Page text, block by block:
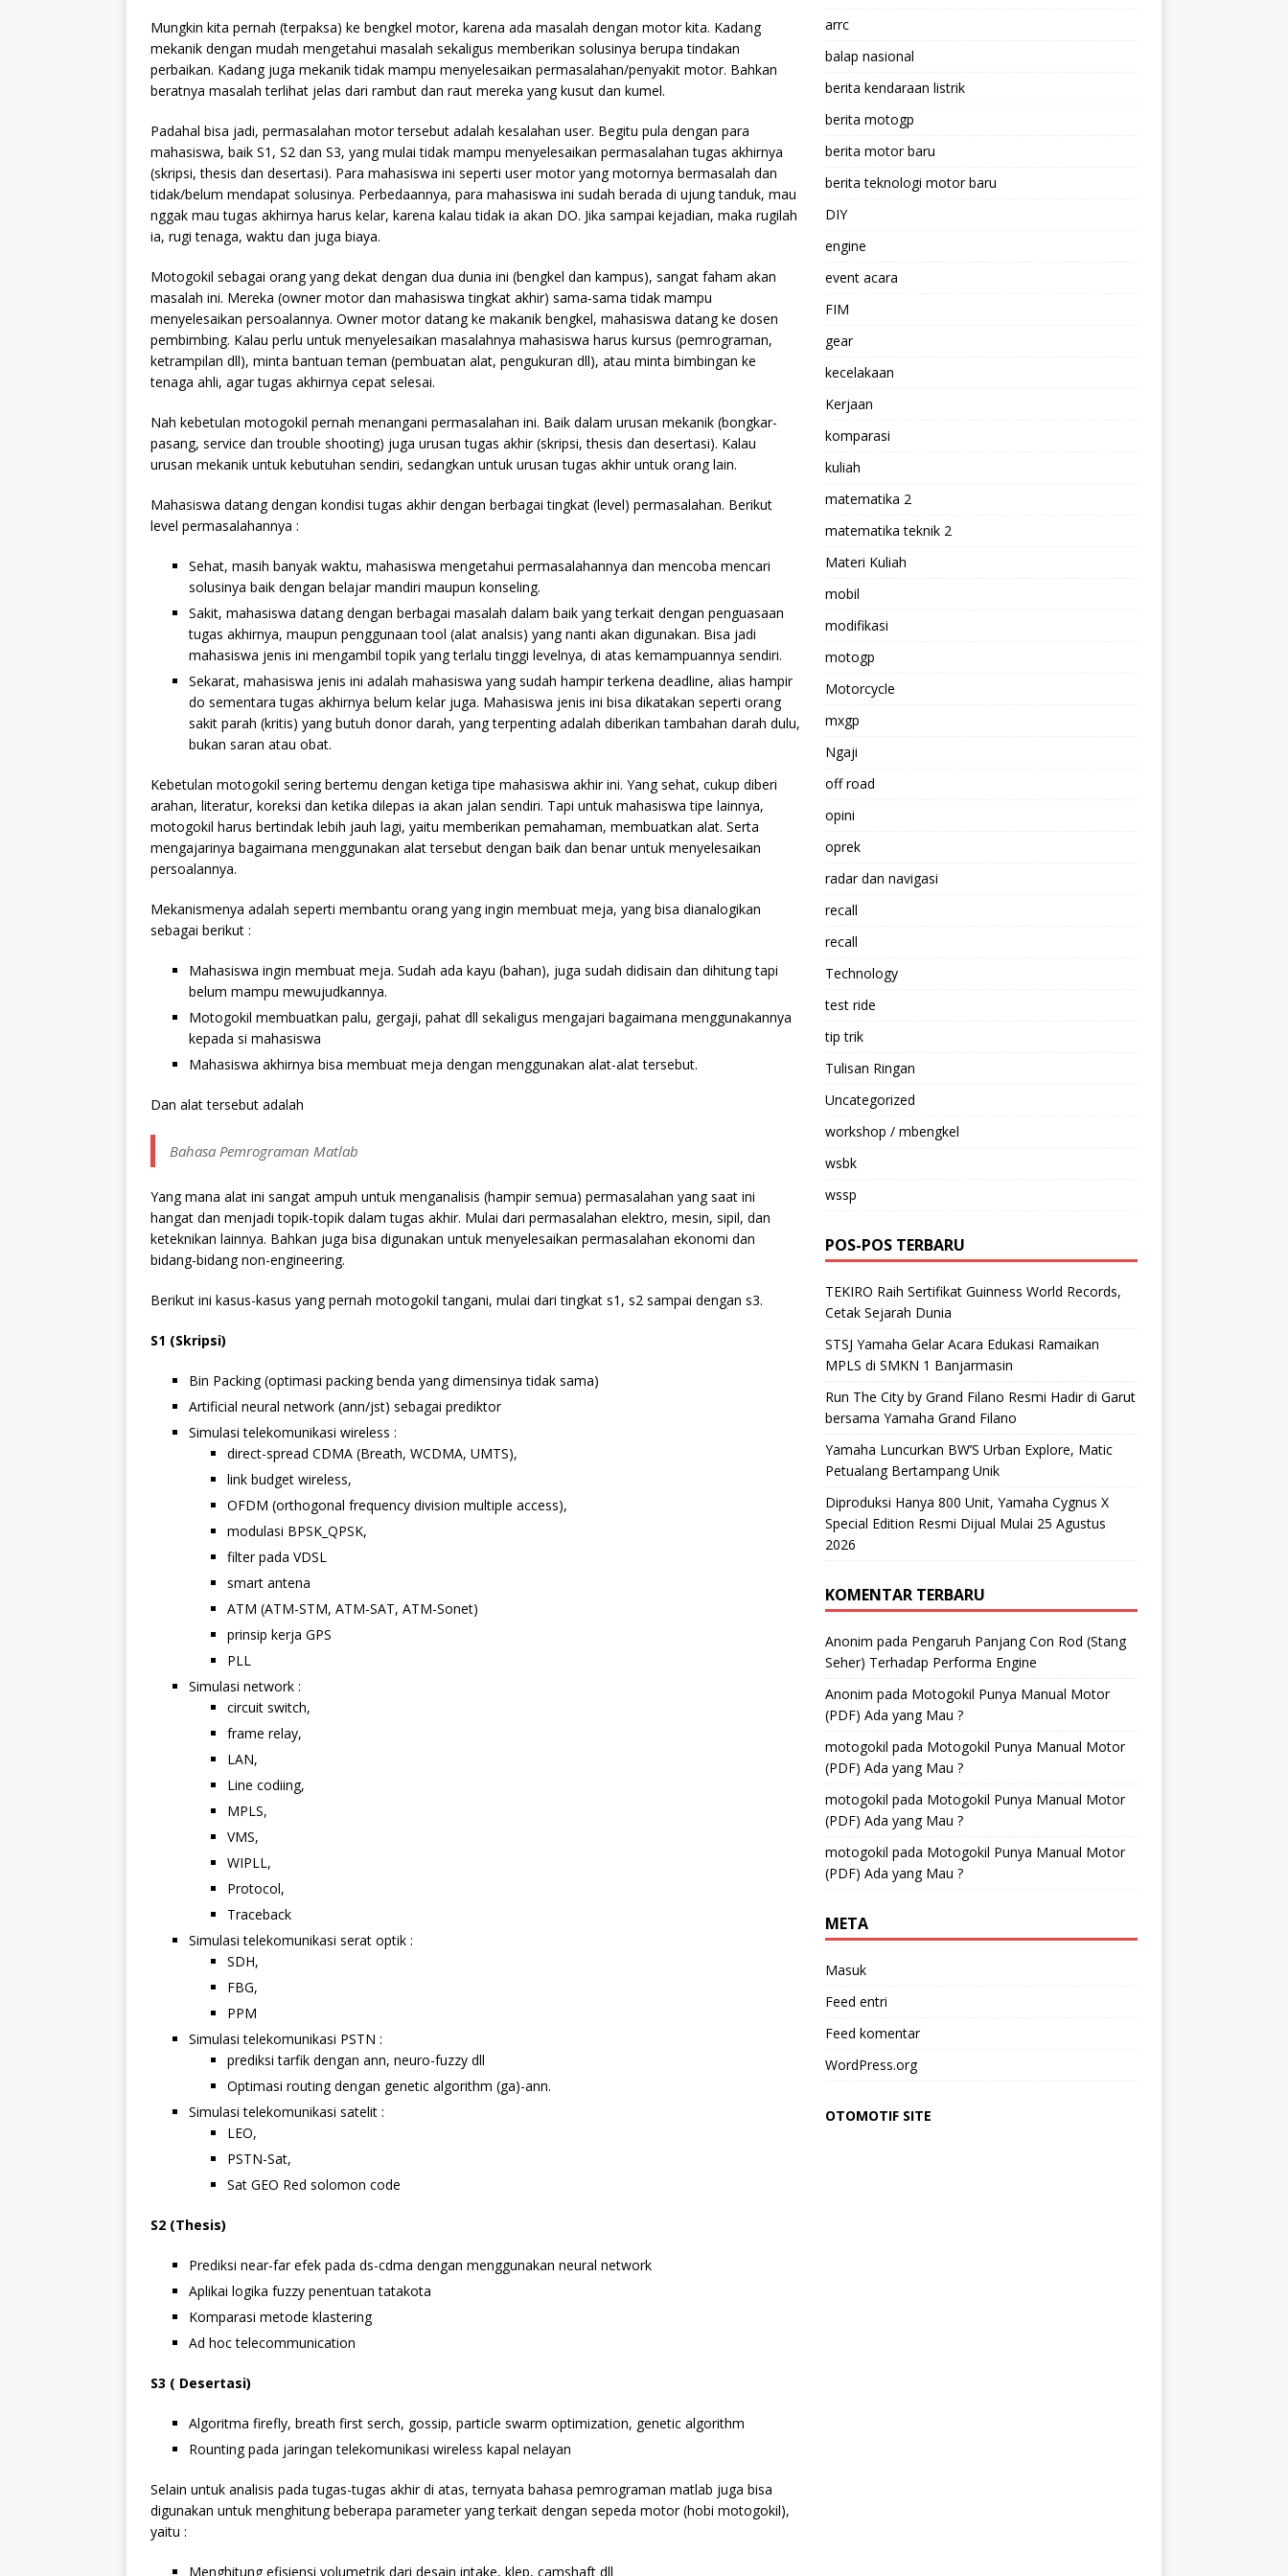
Mungkin kita pernah (terpaksa) ke bengkel motor, karena ada masalah dengan motor kita. Kadang
mekanik dengan mudah mengetahui masalah sekaligus memberikan solusinya berupa tindakan
perbaikan. Kadang juga mekanik tidak mampu menyelesaikan permasalahan/penyakit motor. Bahkan
beratnya masalah terlihat jelas dari rambut dan raut mereka yang kusut dan kumel.
Padahal bisa jadi, permasalahan motor tersebut adalah kesalahan user. Begitu pula dengan para
mahasiswa, baik S1, S2 dan S3, yang mulai tidak mampu menyelesaikan permasalahan tugas akhirnya
(skripsi, thesis dan desertasi). Para mahasiswa ini seperti user motor yang motornya bermasalah dan
tidak/belum mendapat solusinya. Perbedaannya, para mahasiswa ini sudah berada di ujung tanduk, mau
nggak mau tugas akhirnya harus kelar, karena kalau tidak ia akan DO. Jika sampai kejadian, maka rugilah
ia, rugi tenaga, waktu dan juga biaya.
Motogokil sebagai orang yang dekat dengan dua dunia ini (bengkel dan kampus), sangat faham akan
masalah ini. Mereka (owner motor dan mahasiswa tingkat akhir) sama-sama tidak mampu
menyelesaikan persoalannya. Owner motor datang ke makanik bengkel, mahasiswa datang ke dosen
pembimbing. Kalau perlu untuk menyelesaikan masalahnya mahasiswa harus kursus (pemrograman,
ketrampilan dll), minta bantuan teman (pembuatan alat, pengukuran dll), atau minta bimbingan ke
tenaga ahli, agar tugas akhirnya cepat selesai.
Nah kebetulan motogokil pernah menangani permasalahan ini. Baik dalam urusan mekanik (bongkar-
pasang, service dan trouble shooting) juga urusan tugas akhir (skripsi, thesis dan desertasi). Kalau
urusan mekanik untuk kebutuhan sendiri, sedangkan untuk urusan tugas akhir untuk orang lain.
Mahasiswa datang dengan kondisi tugas akhir dengan berbagai tingkat (level) permasalahan. Berikut
level permasalahannya :
Sehat, masih banyak waktu, mahasiswa mengetahui permasalahannya dan mencoba mencari
solusinya baik dengan belajar mandiri maupun konseling.
Sakit, mahasiswa datang dengan berbagai masalah dalam baik yang terkait dengan penguasaan
tugas akhirnya, maupun penggunaan tool (alat analsis) yang nanti akan digunakan. Bisa jadi
mahasiswa jenis ini mengambil topik yang terlalu tinggi levelnya, di atas kemampuannya sendiri.
Sekarat, mahasiswa jenis ini adalah mahasiswa yang sudah hampir terkena deadline, alias hampir
do sementara tugas akhirnya belum kelar juga. Mahasiswa jenis ini bisa dikatakan seperti orang
sakit parah (kritis) yang butuh donor darah, yang terpenting adalah diberikan tambahan darah dulu,
bukan saran atau obat.
Kebetulan motogokil sering bertemu dengan ketiga tipe mahasiswa akhir ini. Yang sehat, cukup diberi
arahan, literatur, koreksi dan ketika dilepas ia akan jalan sendiri. Tapi untuk mahasiswa tipe lainnya,
motogokil harus bertindak lebih jauh lagi, yaitu memberikan pemahaman, membuatkan alat. Serta
mengajarinya bagaimana menggunakan alat tersebut dengan baik dan benar untuk menyelesaikan
persoalannya.
Mekanismenya adalah seperti membantu orang yang ingin membuat meja, yang bisa dianalogikan
sebagai berikut :
Mahasiswa ingin membuat meja. Sudah ada kayu (bahan), juga sudah didisain dan dihitung tapi
belum mampu mewujudkannya.
Motogokil membuatkan palu, gergaji, pahat dll sekaligus mengajari bagaimana menggunakannya
kepada si mahasiswa
Mahasiswa akhirnya bisa membuat meja dengan menggunakan alat-alat tersebut.
Dan alat tersebut adalah
Bahasa Pemrograman Matlab
Yang mana alat ini sangat ampuh untuk menganalisis (hampir semua) permasalahan yang saat ini
hangat dan menjadi topik-topik dalam tugas akhir. Mulai dari permasalahan elektro, mesin, sipil, dan
keteknikan lainnya. Bahkan juga bisa digunakan untuk menyelesaikan permasalahan ekonomi dan
bidang-bidang non-engineering.
Berikut ini kasus-kasus yang pernah motogokil tangani, mulai dari tingkat s1, s2 sampai dengan s3.
S1 (Skripsi)
Bin Packing (optimasi packing benda yang dimensinya tidak sama)
Artificial neural network (ann/jst) sebagai prediktor
Simulasi telekomunikasi wireless :
direct-spread CDMA (Breath, WCDMA, UMTS),
link budget wireless,
OFDM (orthogonal frequency division multiple access),
modulasi BPSK_QPSK,
filter pada VDSL
smart antena
ATM (ATM-STM, ATM-SAT, ATM-Sonet)
prinsip kerja GPS
PLL
Simulasi network :
circuit switch,
frame relay,
LAN,
Line codiing,
MPLS,
VMS,
WIPLL,
Protocol,
Traceback
Simulasi telekomunikasi serat optik :
SDH,
FBG,
PPM
Simulasi telekomunikasi PSTN :
prediksi tarfik dengan ann, neuro-fuzzy dll
Optimasi routing dengan genetic algorithm (ga)-ann.
Simulasi telekomunikasi satelit :
LEO,
PSTN-Sat,
Sat GEO Red solomon code
S2 (Thesis)
Prediksi near-far efek pada ds-cdma dengan menggunakan neural network
Aplikai logika fuzzy penentuan tatakota
Komparasi metode klastering
Ad hoc telecommunication
S3 ( Desertasi)
Algoritma firefly, breath first serch, gossip, particle swarm optimization, genetic algorithm
Rounting pada jaringan telekomunikasi wireless kapal nelayan
Selain untuk analisis pada tugas-tugas akhir di atas, ternyata bahasa pemrograman matlab juga bisa
digunakan untuk menghitung beberapa parameter yang terkait dengan sepeda motor (hobi motogokil),
yaitu :
Menghitung efisiensi volumetrik dari desain intake, klep, camshaft dll
arrc
balap nasional
berita kendaraan listrik
berita motogp
berita motor baru
berita teknologi motor baru
DIY
engine
event acara
FIM
gear
kecelakaan
Kerjaan
komparasi
kuliah
matematika 2
matematika teknik 2
Materi Kuliah
mobil
modifikasi
motogp
Motorcycle
mxgp
Ngaji
off road
opini
oprek
radar dan navigasi
recall
recall
Technology
test ride
tip trik
Tulisan Ringan
Uncategorized
workshop / mbengkel
wsbk
wssp
POS-POS TERBARU
TEKIRO Raih Sertifikat Guinness World Records,
Cetak Sejarah Dunia
STSJ Yamaha Gelar Acara Edukasi Ramaikan
MPLS di SMKN 1 Banjarmasin
Run The City by Grand Filano Resmi Hadir di Garut
bersama Yamaha Grand Filano
Yamaha Luncurkan BW’S Urban Explore, Matic
Petualang Bertampang Unik
Diproduksi Hanya 800 Unit, Yamaha Cygnus X
Special Edition Resmi Dijual Mulai 25 Agustus
2026
KOMENTAR TERBARU
Anonim pada Pengaruh Panjang Con Rod (Stang
Seher) Terhadap Performa Engine
Anonim pada Motogokil Punya Manual Motor
(PDF) Ada yang Mau ?
motogokil pada Motogokil Punya Manual Motor
(PDF) Ada yang Mau ?
motogokil pada Motogokil Punya Manual Motor
(PDF) Ada yang Mau ?
motogokil pada Motogokil Punya Manual Motor
(PDF) Ada yang Mau ?
META
Masuk
Feed entri
Feed komentar
WordPress.org
OTOMOTIF SITE